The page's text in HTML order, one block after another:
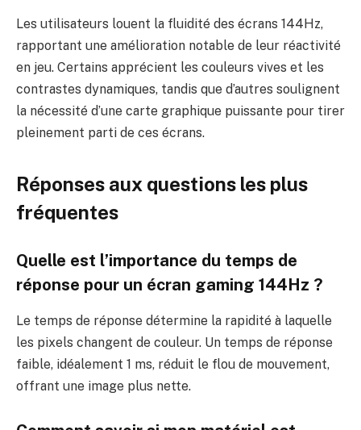
Les utilisateurs louent la fluidité des écrans 144Hz,
rapportant une amélioration notable de leur réactivité
en jeu. Certains apprécient les couleurs vives et les
contrastes dynamiques, tandis que d’autres soulignent
la nécessité d’une carte graphique puissante pour tirer
pleinement parti de ces écrans.
Réponses aux questions les plus
fréquentes
Quelle est l’importance du temps de
réponse pour un écran gaming 144Hz ?
Le temps de réponse détermine la rapidité à laquelle
les pixels changent de couleur. Un temps de réponse
faible, idéalement 1 ms, réduit le flou de mouvement,
offrant une image plus nette.